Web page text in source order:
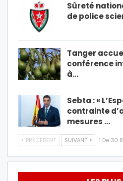
Sûreté
de police
Tanger
conférence
à…
Sebta : «
contrainte
mesures …
PRÉCÉDENT SUIVANT 1 De 30